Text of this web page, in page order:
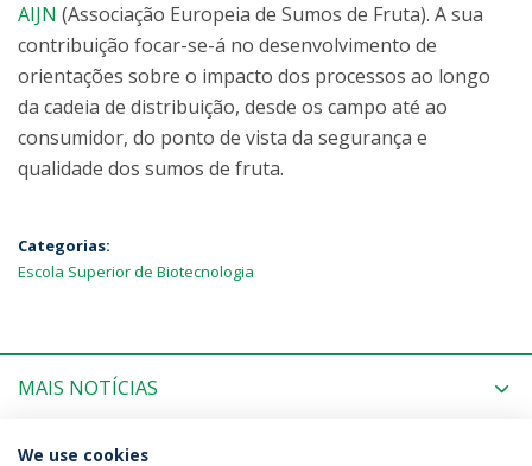
AIJN (Associação Europeia de Sumos de Fruta). A sua
contribuição focar-se-á no desenvolvimento de
orientações sobre o impacto dos processos ao longo
da cadeia de distribuição, desde os campo até ao
consumidor, do ponto de vista da segurança e
qualidade dos sumos de fruta.
Categorias:
Escola Superior de Biotecnologia
MAIS NOTÍCIAS
PRÓXIMOS EVENTOS
We use cookies